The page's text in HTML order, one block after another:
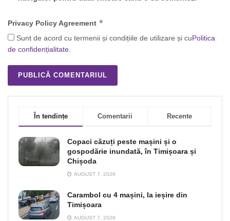
Privacy Policy Agreement *
Sunt de acord cu termenii și condițiile de utilizare și cuPolitica
de confidențialitate
În tendințe Comentarii Recente
Copaci căzuți peste mașini și o
gospodărie inundată, în Timișoara și
Chișoda
AUGUST 7, 2026
Carambol cu 4 mașini, la ieșire din
Timișoara
AUGUST 7, 2026